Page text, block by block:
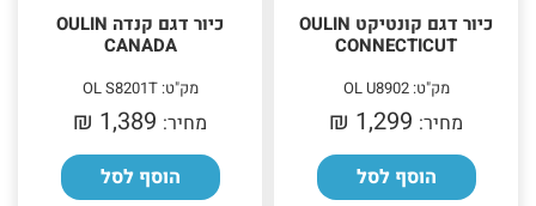
כיור דגם קונטיקט OULIN
CONNECTICUT
מק"ט: OL U8902
מחיר: 1,299 ₪‎
הוסף לסל
כיור דגם קנדה OULIN
CANADA
מק"ט: OL S8201T
מחיר: 1,389 ₪‎
הוסף לסל